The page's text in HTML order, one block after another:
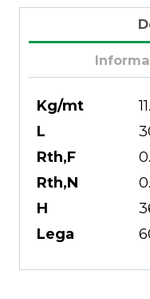
Kg/mt
L
Rth,F
Rth,N
H
Lega